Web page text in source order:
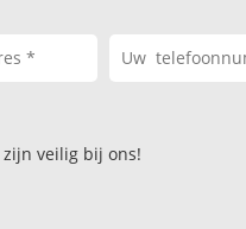
zijn veilig bij ons!